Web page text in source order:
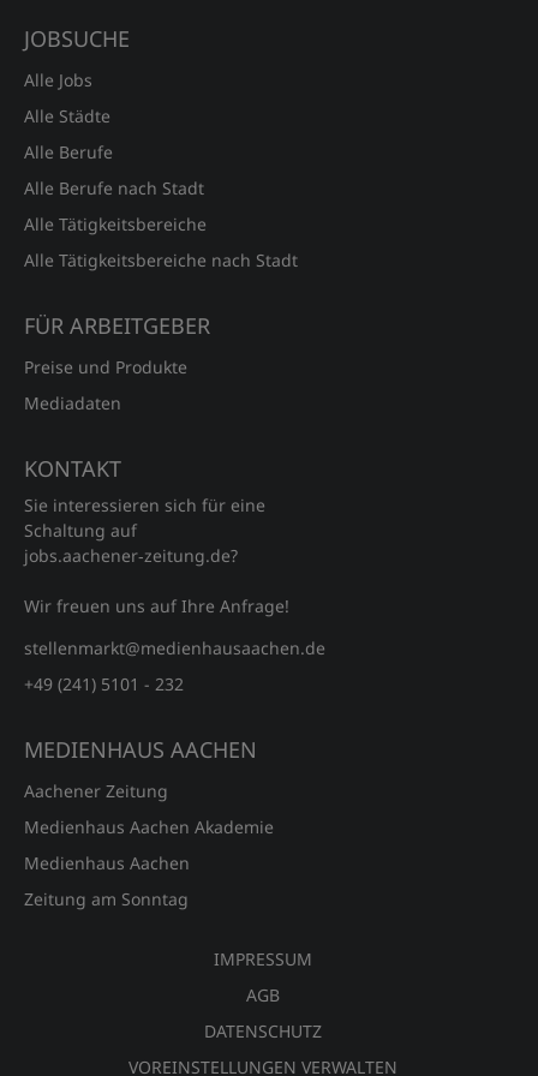
JOBSUCHE
Alle Jobs
Alle Städte
Alle Berufe
Alle Berufe nach Stadt
Alle Tätigkeitsbereiche
Alle Tätigkeitsbereiche nach Stadt
FÜR ARBEITGEBER
Preise und Produkte
Mediadaten
KONTAKT
Sie interessieren sich für eine
Schaltung auf
jobs.aachener‑zeitung.de?
Wir freuen uns auf Ihre Anfrage!
stellenmarkt@medienhausaachen.de
+49 (241) 5101 - 232
MEDIENHAUS AACHEN
Aachener Zeitung
Medienhaus Aachen Akademie
Medienhaus Aachen
Zeitung am Sonntag
IMPRESSUM
AGB
DATENSCHUTZ
VOREINSTELLUNGEN VERWALTEN